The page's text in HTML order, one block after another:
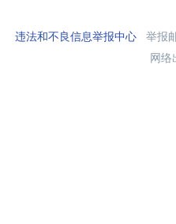
违法和不良信息举报中心举报
网